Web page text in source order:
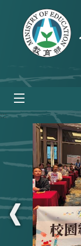
跳到主要內容區塊
:::